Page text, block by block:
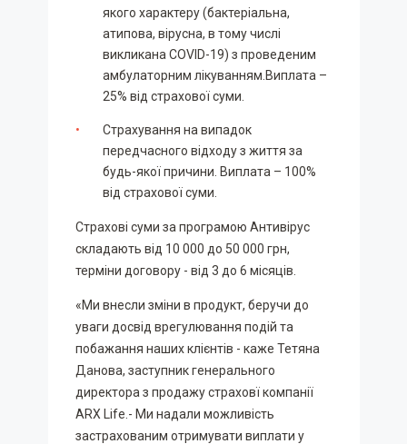
якого характеру (бактеріальна,
атипова, вірусна, в тому числі
викликана COVID-19) з проведеним
амбулаторним лікуванням.Виплата –
25% від страхової суми.
Страхування на випадок
передчасного відходу з життя за
будь-якої причини. Виплата – 100%
від страхової суми.
Страхові суми за програмою Антивірус
складають від 10 000 до 50 000 грн,
терміни договору - від 3 до 6 місяців.
«Ми внесли зміни в продукт, беручи до
уваги досвід врегулювання подій та
побажання наших клієнтів - каже Тетяна
Данова, заступник генерального
директора з продажу страховї компанії
ARX Life.- Ми надали можливість
застрахованим отримувати виплати у